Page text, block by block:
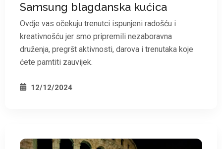
Samsung blagdanska kućica
Ovdje vas očekuju trenutci ispunjeni radošću i
kreativnošću jer smo pripremili nezaboravna
druženja, pregršt aktivnosti, darova i trenutaka koje
ćete pamtiti zauvijek.
12/12/2024
*